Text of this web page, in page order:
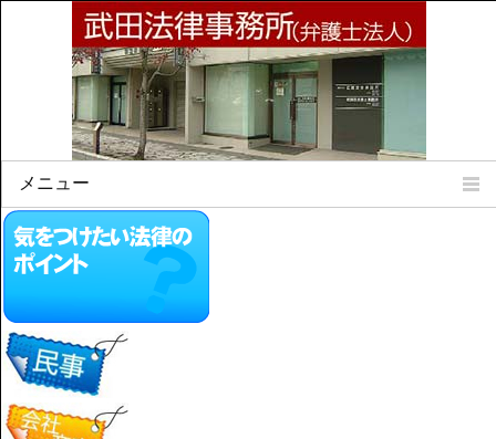
メニュー
Home
所属弁護士
法律相談案内
弁護士料について
事務所所在地
リンク集